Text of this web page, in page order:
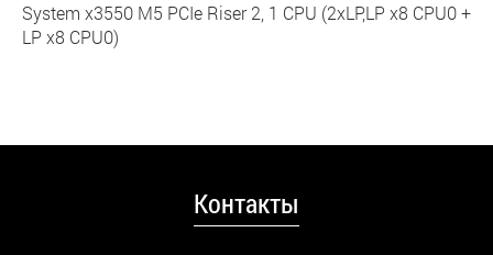
System x3550 M5 PCIe Riser 2, 1 CPU (2xLP,LP x8 CPU0 +
LP x8 CPU0)
Контакты